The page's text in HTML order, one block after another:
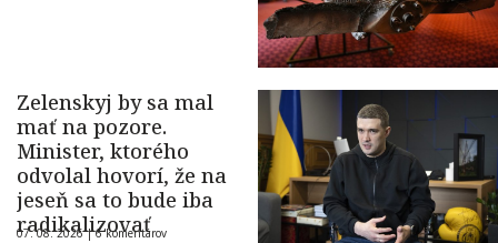
Zelenskyj by sa mal
mať na pozore.
Minister, ktorého
odvolal hovorí, že na
jeseň sa to bude iba
radikalizovať
07. 08. 2026 |6 komentárov